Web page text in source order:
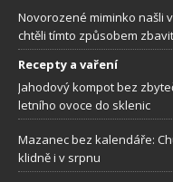
Novorozené miminko našli
chtěli tímto způsobem zbavit
Recepty a vaření
Jahodový kompot bez
letního ovoce do sklenic
Mazanec bez kalendáře:
klidně i v srpnu